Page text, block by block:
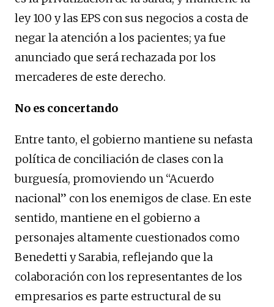
ley 100 y las EPS con sus negocios a costa de
negar la atención a los pacientes; ya fue
anunciado que será rechazada por los
mercaderes de este derecho.
No es concertando
Entre tanto, el gobierno mantiene su nefasta
política de conciliación de clases con la
burguesía, promoviendo un “Acuerdo
nacional” con los enemigos de clase. En este
sentido, mantiene en el gobierno a
personajes altamente cuestionados como
Benedetti y Sarabia, reflejando que la
colaboración con los representantes de los
empresarios es parte estructural de su